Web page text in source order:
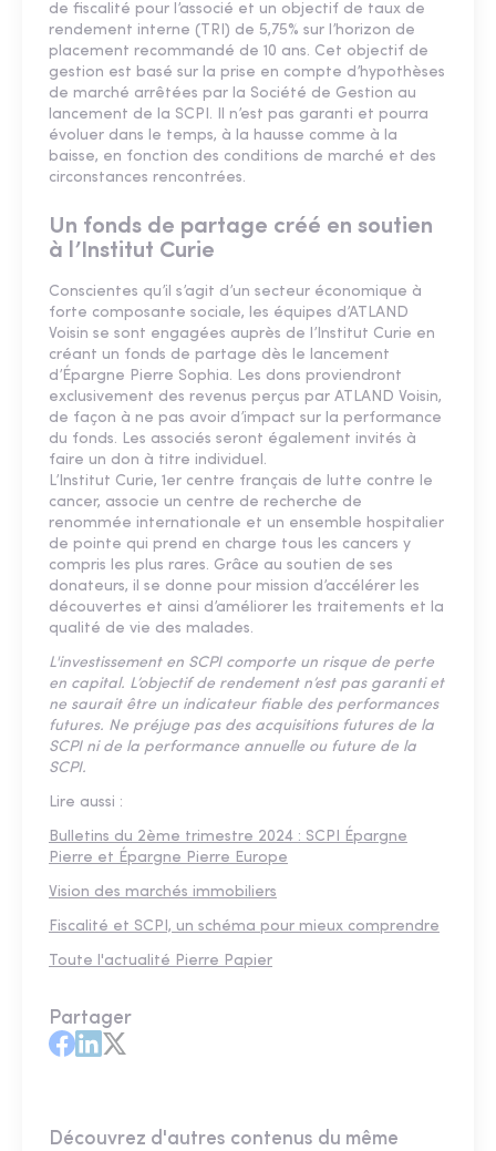
de fiscalité pour l’associé et un objectif de taux de
rendement interne (TRI) de 5,75% sur l’horizon de
placement recommandé de 10 ans. Cet objectif de
gestion est basé sur la prise en compte d’hypothèses
de marché arrêtées par la Société de Gestion au
lancement de la SCPI. Il n’est pas garanti et pourra
évoluer dans le temps, à la hausse comme à la
baisse, en fonction des conditions de marché et des
circonstances rencontrées.
Un fonds de partage créé en soutien
à l’Institut Curie
Conscientes qu’il s’agit d’un secteur économique à
forte composante sociale, les équipes d’ATLAND
Voisin se sont engagées auprès de l’Institut Curie en
créant un fonds de partage dès le lancement
d’Épargne Pierre Sophia. Les dons proviendront
exclusivement des revenus perçus par ATLAND Voisin,
de façon à ne pas avoir d’impact sur la performance
du fonds. Les associés seront également invités à
faire un don à titre individuel.
L’Institut Curie, 1er centre français de lutte contre le
cancer, associe un centre de recherche de
renommée internationale et un ensemble hospitalier
de pointe qui prend en charge tous les cancers y
compris les plus rares. Grâce au soutien de ses
donateurs, il se donne pour mission d’accélérer les
découvertes et ainsi d’améliorer les traitements et la
qualité de vie des malades.
L'investissement en SCPI comporte un risque de perte
en capital. L’objectif de rendement n’est pas garanti et
ne saurait être un indicateur fiable des performances
futures. Ne préjuge pas des acquisitions futures de la
SCPI ni de la performance annuelle ou future de la
SCPI.
Lire aussi :
Bulletins du 2ème trimestre 2024 : SCPI Épargne
Pierre et Épargne Pierre Europe
Vision des marchés immobiliers
Fiscalité et SCPI, un schéma pour mieux comprendre
Toute l'actualité Pierre Papier
Partager
Découvrez d'autres contenus du même